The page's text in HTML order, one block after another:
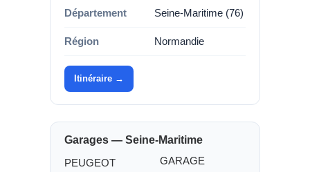
Département Seine-Maritime (76)
Région Normandie
Itinéraire →
Garages — Seine-Maritime
PEUGEOT
GARAGE